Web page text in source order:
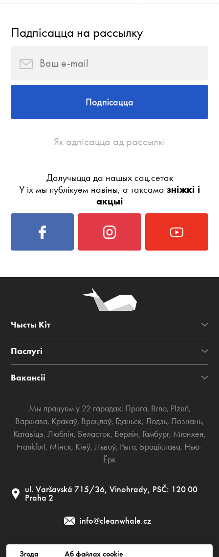
Згода Аб файлах cookie
Падпісацца на рассылку
Подпісацца
Як адпісацца ад рассылкі
Далучыцца да нашых сац.сетак
У іх мы публікуем навіны, а таксама зніжкі і
акцыі
Чысты Кіт
Паслугі
Вакансіі
Мы працуем у 22 гарадах: Прага, Brno, Plzeň,
Варшава, Кракаў, Вроцлаў, Гданьск, Лодзь, Познань,
Катавіцэ, Люблін, Беласток, Берлін, Гамбург, Мюнхен,
Frankfurt, Мінск, Кіеў, Львоў, Рыга, Браціслава, Нью-
Ёрк
ul. Varšavská 715/36, Vinohrady, PSČ: 120 00
Praha 2
info@cleanwhale.cz
Публічная дамова Палітыка прыватнасці